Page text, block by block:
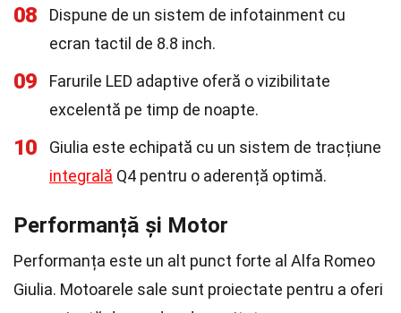
08
Dispune de un sistem de infotainment cu
ecran tactil de 8.8 inch.
09
Farurile LED adaptive oferă o vizibilitate
excelentă pe timp de noapte.
10
Giulia este echipată cu un sistem de tracțiune
integrală Q4 pentru o aderență optimă.
Performanță și Motor
Performanța este un alt punct forte al Alfa Romeo
Giulia. Motoarele sale sunt proiectate pentru a oferi